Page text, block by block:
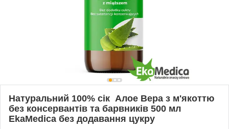
Натуральний 100% сік Алое Вера з м'якоттю
без консервантів та барвників 500 мл
EkaMedica без додавання цукру